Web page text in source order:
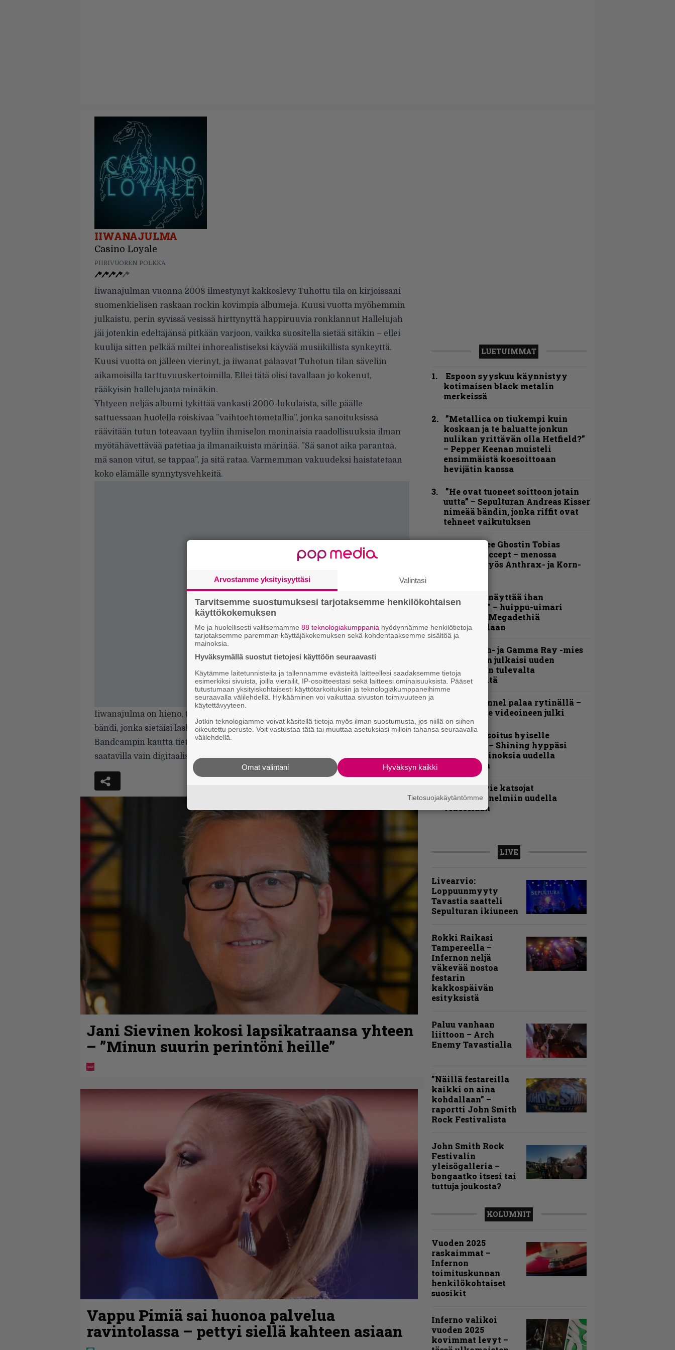
IIWANAJULMA
Casino Loyale
PIIRIVUOREN POLKKA
Iiwanajulman vuonna 2008 ilmestynyt kakkoslevy Tuhottu tila on kirjoissani
suomenkielisen raskaan rockin kovimpia albumeja. Kuusi vuotta myöhemmin
julkaistu, perin syvissä vesissä hirttynyttä happiruuvia ronklannut Hallelujah
jäi jotenkin edeltäjänsä pitkään varjoon, vaikka suositella sietää sitäkin – ellei
kuulija sitten pelkää miltei inhorealistiseksi käyvää musiikillista synkeyttä.
Kuusi vuotta on jälleen vierinyt, ja iiwanat palaavat Tuhotun tilan säveliin
aikamoisilla tarttuvuuskertoimilla. Ellei tätä olisi tavallaan jo kokenut,
rääkyisin hallelujaata minäkin.
Yhtyeen neljäs albumi tykittää vankasti 2000-lukulaista, sille päälle
sattuessaan huolella roiskivaa ”vaihtoehtometallia”, jonka sanoituksissa
räävitään tutun toteavaan tyyliin ihmiselon moninaisia raadollisuuksia ilman
myötähävettävää patetiaa ja ilmanaikuista märinää. ”Sä sanot aika parantaa,
mä sanon vitut, se tappaa”, ja sitä rataa. Varmemman vakuudeksi haistatetaan
koko elämälle synnytysvehkeitä.
Iiwanajulma on hieno, tietyssä ehdottomuudessaan suuresti arvostettava
bändi, jonka sietäisi laskeutua sinunkin levylautasellesi – tai oikeammin
Bandcampin kautta tietokoneesi musiikkikansioon, sillä tällä haavaa levy on
saatavilla vain digitaalisesti.
Jani Sievinen kokosi lapsikatraansa yhteen
– ”Minun suurin perintöni heille”
Vappu Pimiä sai huonoa palvelua
ravintolassa – pettyi siellä kahteen asiaan
LUETUIMMAT
Espoon syyskuu käynnistyy
kotimaisen black metalin
merkeissä
”Metallica on tiukempi kuin
koskaan ja te haluatte jonkun
nulikan yrittävän olla Hetfield?”
– Pepper Keenan muisteli
ensimmäistä koesoittoaan
hevijätin kanssa
”He ovat tuoneet soittoon jotain
uutta” – Sepulturan Andreas Kisser
nimeää bändin, jonka riffit ovat
tehneet vaikutuksen
Näin lähtee Ghostin Tobias
Forgelta Accept – menossa
mukana myös Anthrax- ja Korn-
”Mitalini näyttää ihan
plektralta” – huippu-uimari
jamittelee Megadethiä
palkinnollaan
Helloween- ja Gamma Ray -mies
Kai Hansen julkaisi uuden
maistiaisen tulevalta
soololevyltä
Blind Channel palaa rytinällä –
tuplasingle videoineen julki
Kunnianosoitus hyiselle
Pohjolalle – Shining hyppäsi
keskelle kinoksia uudella
videollaan
Anthrax vie katsojat
keikkatunnelmiin uudella
videollaan
LIVE
Livearvio:
Loppuunmyyty
Tavastia saatteli
Sepulturan ikiuneen
Rokki Raikasi
Tampereella –
Infernon neljä
väkevää nostoa
festarin
kakkospäivän
esityksistä
Paluu vanhaan
liittoon – Arch
Enemy Tavastialla
”Näillä festareilla
kaikki on aina
kohdallaan” –
raportti John Smith
Rock Festivalista
John Smith Rock
Festivalin
yleisögalleria –
bongaatko itsesi tai
tuttuja joukosta?
KOLUMNIT
Vuoden 2025
raskaimmat –
Infernon
toimituskunnan
henkilökohtaiset
suosikit
Inferno valikoi
vuoden 2025
kovimmat levyt –
Arvostamme yksityisyyttäsi Valintasi
Tarvitsemme suostumuksesi tarjotaksemme henkilökohtaisen
käyttökokemuksen
Me ja huolellisesti valitsemamme 88 teknologiakumppania hyödynnämme henkilötietoja
tarjotaksemme paremman käyttäjäkokemuksen sekä kohdentaaksemme sisältöä ja
mainoksia.
Hyväksymällä suostut tietojesi käyttöön seuraavasti
Käytämme laitetunnisteita ja tallennamme evästeitä laitteellesi saadaksemme tietoja
esimerkiksi sivuista, joilla vierailit, IP-osoitteestasi sekä laitteesi ominaisuuksista. Pääset
tutustumaan yksityiskohtaisesti käyttötarkoituksiin ja teknologiakumppaneihimme
seuraavalla välilehdellä. Hylkääminen voi vaikuttaa sivuston toimivuuteen ja
käytettävyyteen.
Jotkin teknologiamme voivat käsitellä tietoja myös ilman suostumusta, jos niillä on siihen
oikeutettu peruste. Voit vastustaa tätä tai muuttaa asetuksiasi milloin tahansa seuraavalla
välilehdellä.
Hyväksyn kaikki
Omat valintani
Tietosuojakäytäntömme